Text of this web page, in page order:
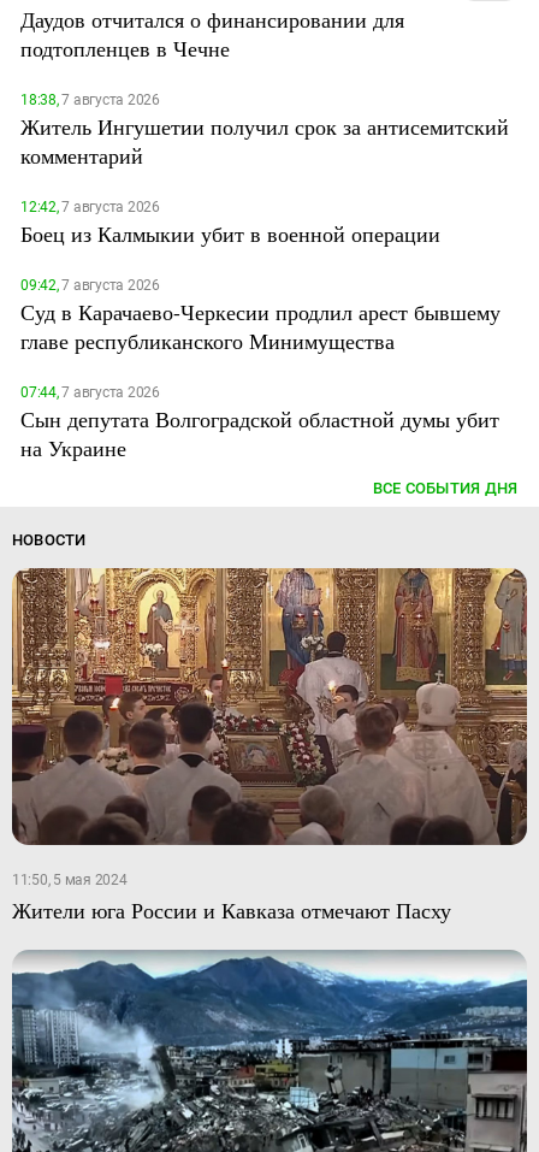
Даудов отчитался о финансировании для
подтопленцев в Чечне
18:38,7 августа 2026
Житель Ингушетии получил срок за антисемитский
комментарий
12:42,7 августа 2026
Боец из Калмыкии убит в военной операции
09:42,7 августа 2026
Суд в Карачаево-Черкесии продлил арест бывшему
главе республиканского Минимущества
07:44,7 августа 2026
Сын депутата Волгоградской областной думы убит
на Украине
ВСЕ СОБЫТИЯ ДНЯ
НОВОСТИ
11:50, 5 мая 2024
Жители юга России и Кавказа отмечают Пасху